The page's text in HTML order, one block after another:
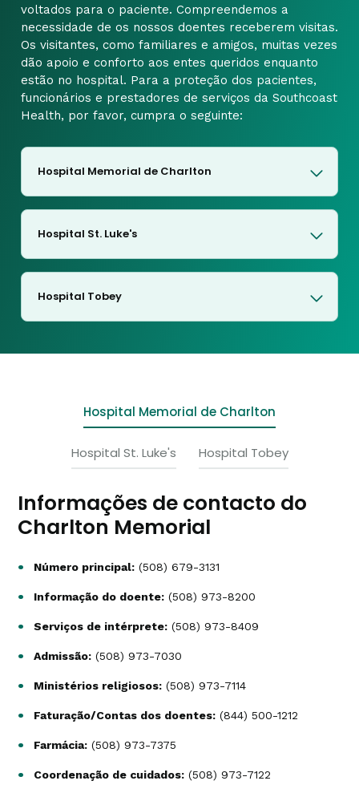
voltados para o paciente. Compreendemos a
necessidade de os nossos doentes receberem visitas.
Os visitantes, como familiares e amigos, muitas vezes
dão apoio e conforto aos entes queridos enquanto
estão no hospital. Para a proteção dos pacientes,
funcionários e prestadores de serviços da Southcoast
Health, por favor, cumpra o seguinte:
Hospital Memorial de Charlton
Hospital St. Luke's
Hospital Tobey
Hospital Memorial de Charlton
Hospital St. Luke's Hospital Tobey
Informações de contacto do
Charlton Memorial
Número principal: (508) 679-3131
Informação do doente: (508) 973-8200
Serviços de intérprete: (508) 973-8409
Admissão: (508) 973-7030
Ministérios religiosos: (508) 973-7114
Faturação/Contas dos doentes: (844) 500-1212
Farmácia: (508) 973-7375
Coordenação de cuidados: (508) 973-7122